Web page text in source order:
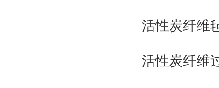
活性炭纤维
活性炭纤维